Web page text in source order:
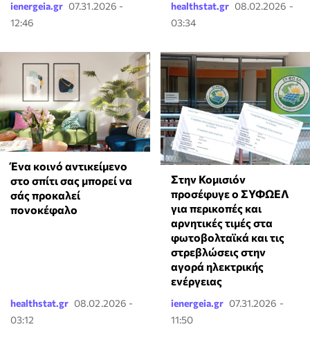
ienergeia.gr 07.31.2026 -
12:46
healthstat.gr 08.02.2026 -
03:34
Ένα κοινό αντικείμενο
στο σπίτι σας μπορεί να
σάς προκαλεί
πονοκέφαλο
healthstat.gr 08.02.2026 -
03:12
Στην Κομισιόν
προσέφυγε ο ΣΥΦΩΕΛ
για περικοπές και
αρνητικές τιμές στα
φωτοβολταϊκά και τις
στρεβλώσεις στην
αγορά ηλεκτρικής
ενέργειας
ienergeia.gr 07.31.2026 -
11:50